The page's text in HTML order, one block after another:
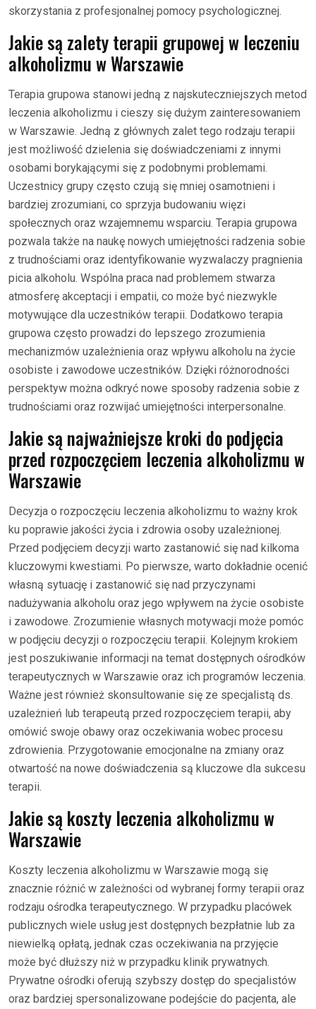
skorzystania z profesjonalnej pomocy psychologicznej.
Jakie są zalety terapii grupowej w leczeniu
alkoholizmu w Warszawie
Terapia grupowa stanowi jedną z najskuteczniejszych metod
leczenia alkoholizmu i cieszy się dużym zainteresowaniem
w Warszawie. Jedną z głównych zalet tego rodzaju terapii
jest możliwość dzielenia się doświadczeniami z innymi
osobami borykającymi się z podobnymi problemami.
Uczestnicy grupy często czują się mniej osamotnieni i
bardziej zrozumiani, co sprzyja budowaniu więzi
społecznych oraz wzajemnemu wsparciu. Terapia grupowa
pozwala także na naukę nowych umiejętności radzenia sobie
z trudnościami oraz identyfikowanie wyzwalaczy pragnienia
picia alkoholu. Wspólna praca nad problemem stwarza
atmosferę akceptacji i empatii, co może być niezwykle
motywujące dla uczestników terapii. Dodatkowo terapia
grupowa często prowadzi do lepszego zrozumienia
mechanizmów uzależnienia oraz wpływu alkoholu na życie
osobiste i zawodowe uczestników. Dzięki różnorodności
perspektyw można odkryć nowe sposoby radzenia sobie z
trudnościami oraz rozwijać umiejętności interpersonalne.
Jakie są najważniejsze kroki do podjęcia
przed rozpoczęciem leczenia alkoholizmu w
Warszawie
Decyzja o rozpoczęciu leczenia alkoholizmu to ważny krok
ku poprawie jakości życia i zdrowia osoby uzależnionej.
Przed podjęciem decyzji warto zastanowić się nad kilkoma
kluczowymi kwestiami. Po pierwsze, warto dokładnie ocenić
własną sytuację i zastanowić się nad przyczynami
nadużywania alkoholu oraz jego wpływem na życie osobiste
i zawodowe. Zrozumienie własnych motywacji może pomóc
w podjęciu decyzji o rozpoczęciu terapii. Kolejnym krokiem
jest poszukiwanie informacji na temat dostępnych ośrodków
terapeutycznych w Warszawie oraz ich programów leczenia.
Ważne jest również skonsultowanie się ze specjalistą ds.
uzależnień lub terapeutą przed rozpoczęciem terapii, aby
omówić swoje obawy oraz oczekiwania wobec procesu
zdrowienia. Przygotowanie emocjonalne na zmiany oraz
otwartość na nowe doświadczenia są kluczowe dla sukcesu
terapii.
Jakie są koszty leczenia alkoholizmu w
Warszawie
Koszty leczenia alkoholizmu w Warszawie mogą się
znacznie różnić w zależności od wybranej formy terapii oraz
rodzaju ośrodka terapeutycznego. W przypadku placówek
publicznych wiele usług jest dostępnych bezpłatnie lub za
niewielką opłatą, jednak czas oczekiwania na przyjęcie
może być dłuższy niż w przypadku klinik prywatnych.
Prywatne ośrodki oferują szybszy dostęp do specjalistów
oraz bardziej spersonalizowane podejście do pacjenta, ale